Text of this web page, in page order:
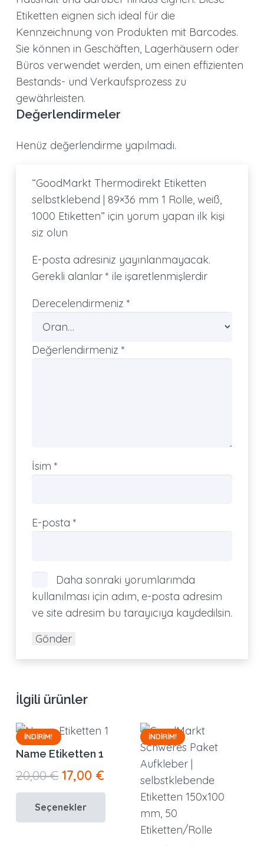
Etiketten eignen sich ideal für die
Kennzeichnung von Produkten mit Barcodes.
Sie können in Geschäften, Lagerhäusern oder
Büros verwendet werden, um einen effizienten
Bestands- und Verkaufsprozess zu
gewährleisten.
Değerlendirmeler
Henüz değerlendirme yapılmadı.
“GoodMarkt Thermodirekt Etiketten
selbstklebend | 89×36 mm 1 Rolle, weiß,
1000 Etiketten” için yorum yapan ilk kişi
siz olun
E-posta adresiniz yayınlanmayacak.
Gerekli alanlar * ile işaretlenmişlerdir
Derecelendirmeniz *
Değerlendirmeniz *
İsim *
E-posta *
Daha sonraki yorumlarımda
kullanılması için adım, e-posta adresim
ve site adresim bu tarayıcıya kaydedilsin.
İlgili ürünler
İNDIRIM!
Name Etiketten 1
20,00€ Orijinal
fiyat:
20,00 €.
17,00 €Şu
andaki
17,00 €.
Seçenekler
ürünün
birden
İNDIRIM!